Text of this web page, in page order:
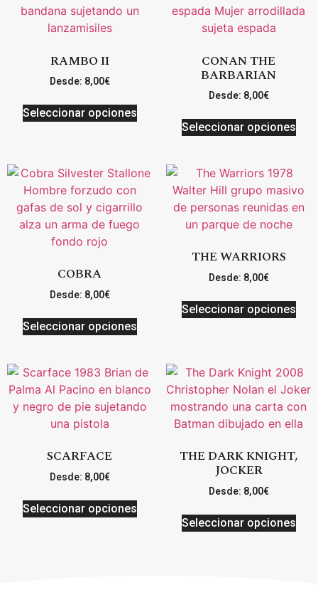
RAMBO II
Desde: 8,00€
Seleccionar opciones
CONAN THE
BARBARIAN
Desde: 8,00€
Seleccionar opciones
COBRA
Desde: 8,00€
Seleccionar opciones
THE WARRIORS
Desde: 8,00€
Seleccionar opciones
SCARFACE
Desde: 8,00€
Seleccionar opciones
THE DARK KNIGHT,
JOCKER
Desde: 8,00€
Seleccionar opciones